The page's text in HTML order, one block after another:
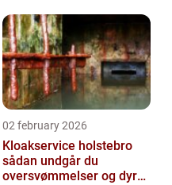
02 february 2026
Kloakservice holstebro
sådan undgår du
oversvømmelser og dyre